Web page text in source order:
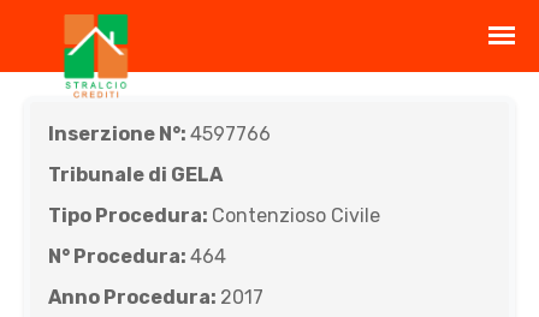
Inserzione N°: 4597766
Tribunale di GELA
Tipo Procedura: Contenzioso Civile
N° Procedura: 464
Anno Procedura: 2017